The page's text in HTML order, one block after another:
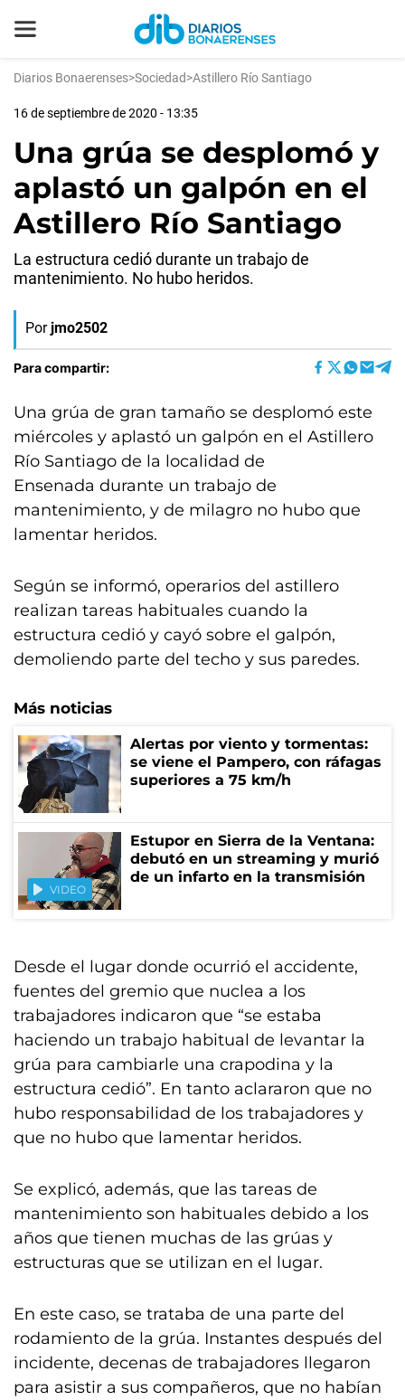
Diarios Bonaerenses>Sociedad>Astillero Río Santiago
16 de septiembre de 2020 - 13:35
Una grúa se desplomó y
aplastó un galpón en el
Astillero Río Santiago
La estructura cedió durante un trabajo de
mantenimiento. No hubo heridos.
Por jmo2502
Para compartir:
Una grúa de gran tamaño se desplomó este
miércoles y aplastó un galpón en el Astillero
Río Santiago de la localidad de
Ensenada durante un trabajo de
mantenimiento, y de milagro no hubo que
lamentar heridos.
Según se informó, operarios del astillero
realizan tareas habituales cuando la
estructura cedió y cayó sobre el galpón,
demoliendo parte del techo y sus paredes.
Más noticias
Alertas por viento y tormentas:
se viene el Pampero, con ráfagas
superiores a 75 km/h
VIDEO
Estupor en Sierra de la Ventana:
debutó en un streaming y murió
de un infarto en la transmisión
Desde el lugar donde ocurrió el accidente,
fuentes del gremio que nuclea a los
trabajadores indicaron que “se estaba
haciendo un trabajo habitual de levantar la
grúa para cambiarle una crapodina y la
estructura cedió”. En tanto aclararon que no
hubo responsabilidad de los trabajadores y
que no hubo que lamentar heridos.
Se explicó, además, que las tareas de
mantenimiento son habituales debido a los
años que tienen muchas de las grúas y
estructuras que se utilizan en el lugar.
En este caso, se trataba de una parte del
rodamiento de la grúa. Instantes después del
incidente, decenas de trabajadores llegaron
para asistir a sus compañeros, que no habían